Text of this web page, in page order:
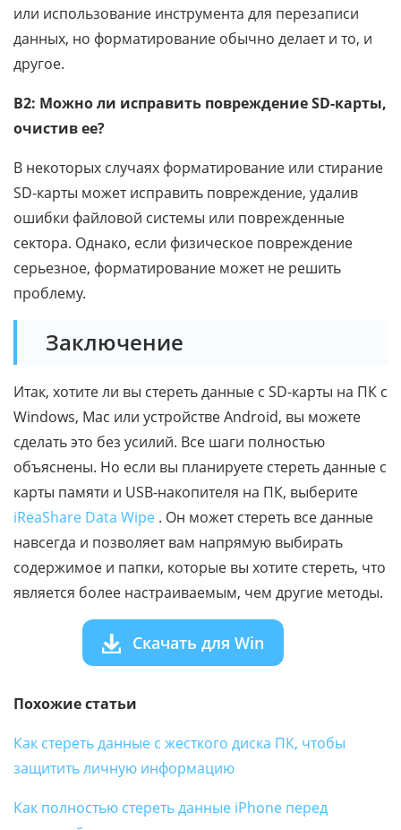
или использование инструмента для перезаписи
данных, но форматирование обычно делает и то, и
другое.
В2: Можно ли исправить повреждение SD-карты,
очистив ее?
В некоторых случаях форматирование или стирание
SD-карты может исправить повреждение, удалив
ошибки файловой системы или поврежденные
сектора. Однако, если физическое повреждение
серьезное, форматирование может не решить
проблему.
Заключение
Итак, хотите ли вы стереть данные с SD-карты на ПК с
Windows, Mac или устройстве Android, вы можете
сделать это без усилий. Все шаги полностью
объяснены. Но если вы планируете стереть данные с
карты памяти и USB-накопителя на ПК, выберите
iReaShare Data Wipe . Он может стереть все данные
навсегда и позволяет вам напрямую выбирать
содержимое и папки, которые вы хотите стереть, что
является более настраиваемым, чем другие методы.
Скачать для Win
Похожие статьи
Как стереть данные с жесткого диска ПК, чтобы
защитить личную информацию
Как полностью стереть данные iPhone перед